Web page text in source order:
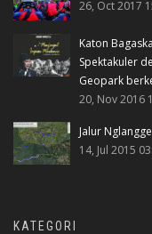
26, Oct 2017
Katon
Spektakuler
Geopark
20, Nov 2016
Jalur
14, Jul 2015
KATEGORI